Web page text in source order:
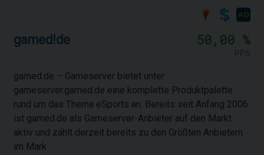
gamed!de 50,00 %
gamed.de – Gameserver bietet unter
gameserver.gamed.de eine komplette Produktpalette
rund um das Thema eSports an. Bereits seit Anfang 2006
ist gamed.de als Gameserver-Anbieter auf den Markt
aktiv und zählt derzeit bereits zu den Größten Anbietern
im Mark